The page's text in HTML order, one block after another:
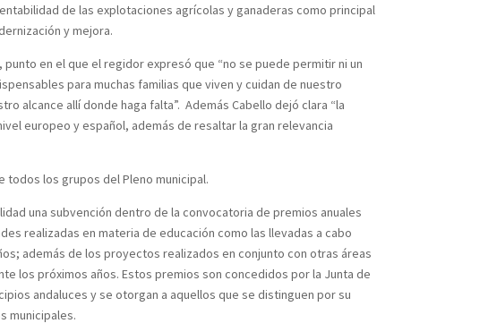
de las explotaciones agrícolas y ganaderas como principal
y mejora.
en el que el regidor expresó que “no se puede permitir ni un
para muchas familias que viven y cuidan de nuestro
alcance allí donde haga falta”. Además Cabello dejó clara “la
europeo y español, además de resaltar la gran relevancia
los grupos del Pleno municipal.
una subvención dentro de la convocatoria de premios anuales
realizadas en materia de educación como las llevadas a cabo
además de los proyectos realizados en conjunto con otras áreas
los próximos años. Estos premios son concedidos por la Junta de
andaluces y se otorgan a aquellos que se distinguen por su
municipales.